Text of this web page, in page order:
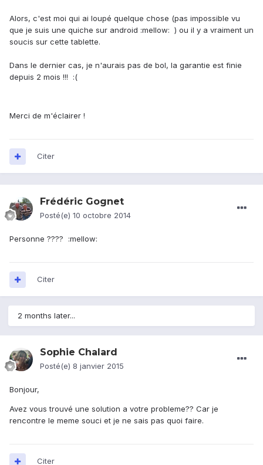
Alors, c'est moi qui ai loupé quelque chose (pas impossible vu
que je suis une quiche sur android :mellow: ) ou il y a vraiment un
soucis sur cette tablette.
Dans le dernier cas, je n'aurais pas de bol, la garantie est finie
depuis 2 mois !!! :(
Merci de m'éclairer !
Citer
Frédéric Gognet
Posté(e) 10 octobre 2014
Personne ???? :mellow:
Citer
2 months later...
Sophie Chalard
Posté(e) 8 janvier 2015
Bonjour,
Avez vous trouvé une solution a votre probleme?? Car je
rencontre le meme souci et je ne sais pas quoi faire.
Citer